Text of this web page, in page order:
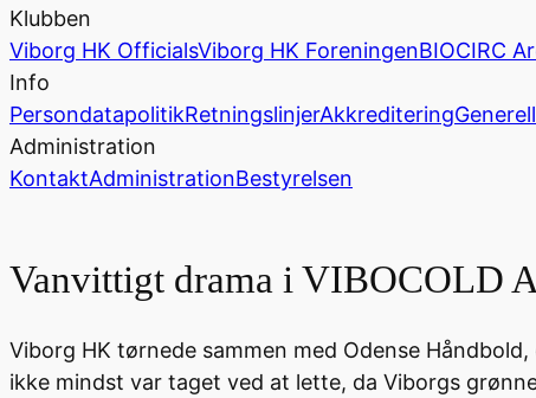
Klubben
Viborg HK OfficialsViborg HK ForeningenBIOCIRC
Info
PersondatapolitikRetningslinjerAkkreditering
Administration
KontaktAdministrationBestyrelsen
Vanvittigt drama i VIBOCOLD
Viborg HK tørnede sammen med Odense
ikke mindst var taget ved at lette, da Viborgs